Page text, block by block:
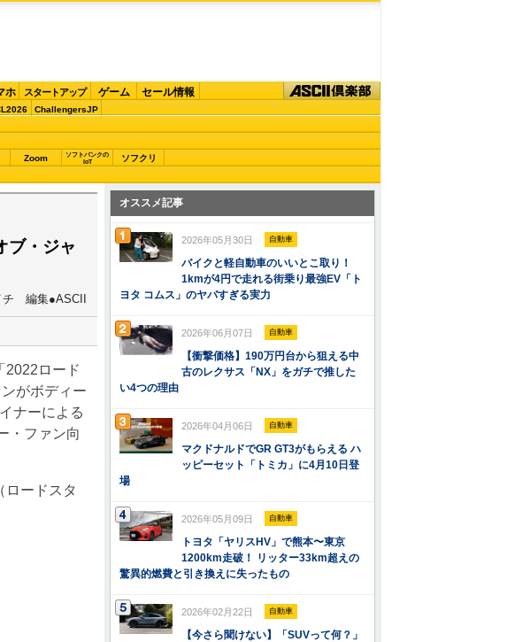
ホ スタートアップ ゲーム セール情報
ChallengersJP
Zoom
ソフトバンクの
IoT
ソフクリ
ブ・ジャ
チ 編集●ASCII
2022ロード
がボディー
ナーによる
・ファン向
ードスタ
オススメ記事
2026年05月30日 自動車
バイクと軽自動車のいいとこ取り！
1kmが4円で走れる街乗り最強EV「ト
ヨタ コムス」のヤバすぎる実力
2026年06月07日 自動車
【衝撃価格】190万円台から狙える中
古のレクサス「NX」をガチで推した
い4つの理由
2026年04月06日 自動車
マクドナルドでGR GT3がもらえる ハ
ッピーセット「トミカ」に4月10日登
場
2026年05月09日 自動車
トヨタ「ヤリスHV」で熊本〜東京
1200km走破！ リッター33km超えの
驚異的燃費と引き換えに失ったもの
2026年02月22日 自動車
【今さら聞けない】「SUVって何？」